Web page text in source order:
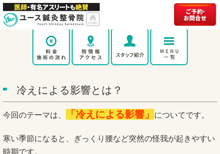
冷えによる影響とは？
今回のテーマは、 「冷えによる影響 」 についてです。
寒い季節になると、ぎっくり腰など突然の怪我が起きやすい
時期です。